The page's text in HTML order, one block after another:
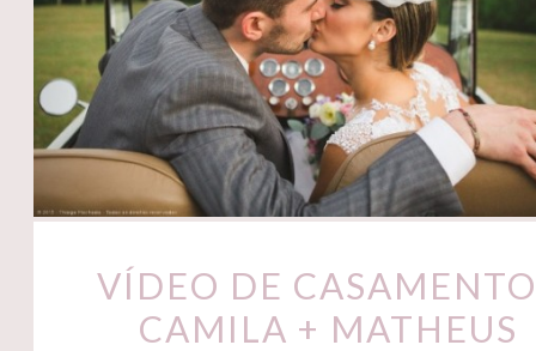
VÍDEO DE
CAMILA + MATHEUS